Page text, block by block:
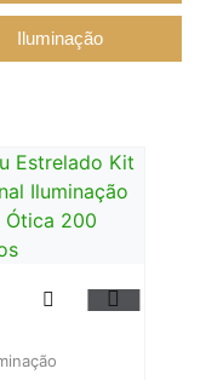
Iluminação